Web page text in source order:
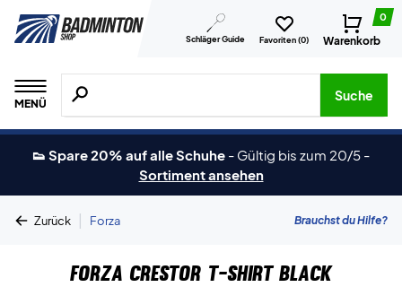
Schläger Guide Favoriten (0)
0
Warenkorb
MENÜ
Suche nach Produkten, Marken usw.
Suche
👟 Spare 20% auf alle Schuhe - Gültig bis zum 20/5 -
Sortiment ansehen
Zurück | Forza Brauchst du Hilfe?
Forza Crestor T-shirt Black